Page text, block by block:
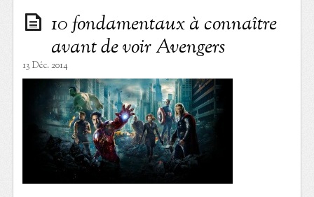
10 fondamentaux à connaître
avant de voir Avengers
13 Déc. 2014